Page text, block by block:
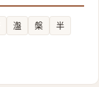
瀊 槃
半